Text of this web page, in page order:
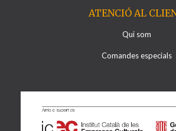
ATENCIÓ AL
Qui som
Comandes especials